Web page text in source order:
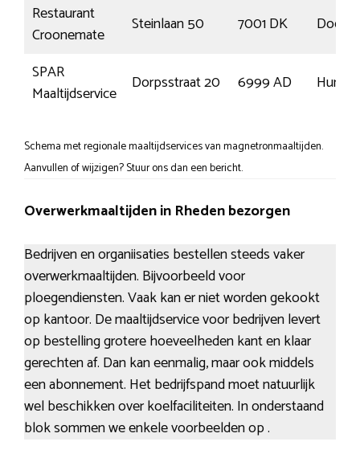
Restaurant
Croonemate
Steinlaan 50 7001 DK
SPAR
Maaltijdservice
Dorpsstraat 20 6999 AD
Schema met regionale maaltijdservices van magnetronmaaltijden.
Aanvullen of wijzigen? Stuur ons dan een bericht.
Overwerkmaaltijden in Rheden bezorgen
Bedrijven en organiisaties bestellen steeds vaker
overwerkmaaltijden. Bijvoorbeeld voor
ploegendiensten. Vaak kan er niet worden gekookt
op kantoor. De maaltijdservice voor bedrijven levert
op bestelling grotere hoeveelheden kant en klaar
gerechten af. Dan kan eenmalig, maar ook middels
een abonnement. Het bedrijfspand moet natuurlijk
wel beschikken over koelfaciliteiten. In onderstaand
blok sommen we enkele voorbeelden op .